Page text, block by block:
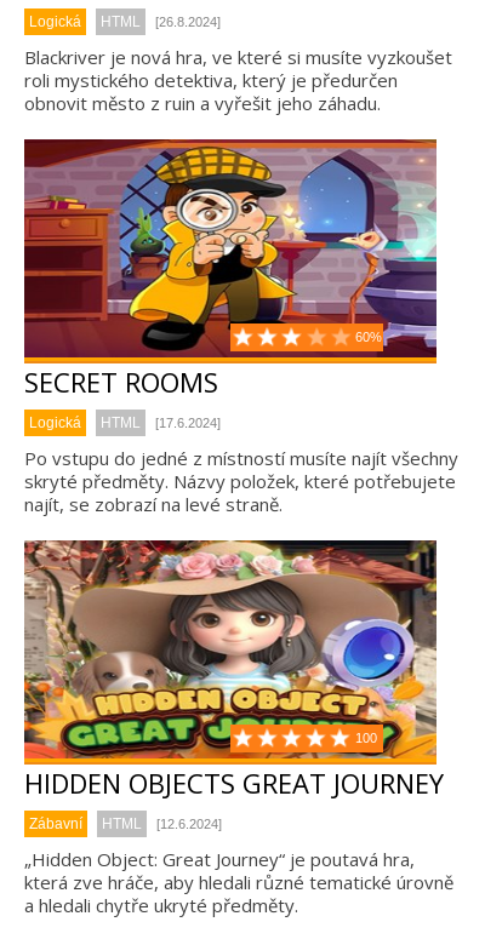
Logická HTML [26.8.2024]
Blackriver je nová hra, ve které si musíte vyzkoušet
roli mystického detektiva, který je předurčen
obnovit město z ruin a vyřešit jeho záhadu.
60%
SECRET ROOMS
Logická HTML [17.6.2024]
Po vstupu do jedné z místností musíte najít všechny
skryté předměty. Názvy položek, které potřebujete
najít, se zobrazí na levé straně.
100
HIDDEN OBJECTS GREAT JOURNEY
Zábavní HTML [12.6.2024]
„Hidden Object: Great Journey“ je poutavá hra,
která zve hráče, aby hledali různé tematické úrovně
a hledali chytře ukryté předměty.